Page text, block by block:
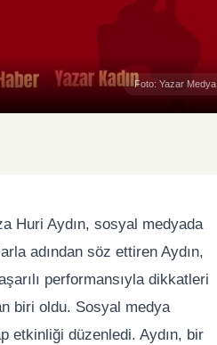
Foto: Yazar Medya
Huri Aydın, sosyal medyada
adından söz ettiren Aydın,
performansıyla dikkatleri
biri oldu. Sosyal medya
etkinliği düzenledi. Aydın, bir